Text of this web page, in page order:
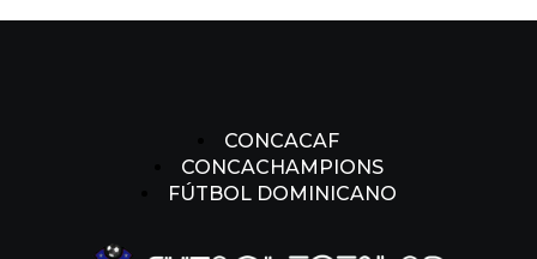
CONCACAF
CONCACHAMPIONS
FÚTBOL DOMINICANO